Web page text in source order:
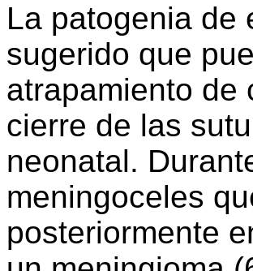
La patogenia de
sugerido que
atrapamiento de
cierre de las
neonatal.
meningoceles
posteriormente